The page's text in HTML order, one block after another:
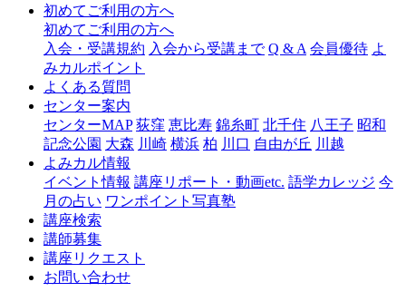
ャ
窪
初めてご利用の方へ
初めてご利用の方へ
入会・受講規約 入会から受講まで Q & A 会員優待 よ
みカルポイント
よくある質問
センター案内
センターMAP 荻窪 恵比寿 錦糸町 北千住 八王子 昭和
記念公園 大森 川崎 横浜 柏 川口 自由が丘 川越
よみカル情報
イベント情報 講座リポート・動画etc. 語学カレッジ 今
月の占い ワンポイント写真塾
講座検索
講師募集
講座リクエスト
お問い合わせ